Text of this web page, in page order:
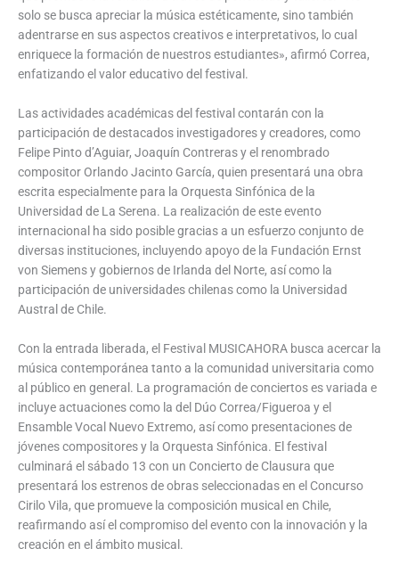
solo se busca apreciar la música estéticamente, sino también
adentrarse en sus aspectos creativos e interpretativos, lo cual
enriquece la formación de nuestros estudiantes», afirmó Correa,
enfatizando el valor educativo del festival.
Las actividades académicas del festival contarán con la
participación de destacados investigadores y creadores, como
Felipe Pinto d’Aguiar, Joaquín Contreras y el renombrado
compositor Orlando Jacinto García, quien presentará una obra
escrita especialmente para la Orquesta Sinfónica de la
Universidad de La Serena. La realización de este evento
internacional ha sido posible gracias a un esfuerzo conjunto de
diversas instituciones, incluyendo apoyo de la Fundación Ernst
von Siemens y gobiernos de Irlanda del Norte, así como la
participación de universidades chilenas como la Universidad
Austral de Chile.
Con la entrada liberada, el Festival MUSICAHORA busca acercar la
música contemporánea tanto a la comunidad universitaria como
al público en general. La programación de conciertos es variada e
incluye actuaciones como la del Dúo Correa/Figueroa y el
Ensamble Vocal Nuevo Extremo, así como presentaciones de
jóvenes compositores y la Orquesta Sinfónica. El festival
culminará el sábado 13 con un Concierto de Clausura que
presentará los estrenos de obras seleccionadas en el Concurso
Cirilo Vila, que promueve la composición musical en Chile,
reafirmando así el compromiso del evento con la innovación y la
creación en el ámbito musical.